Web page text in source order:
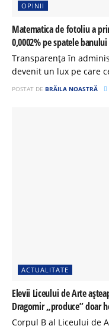
OPINII
Matematica de fotoliu a
0,0002% pe spatele
Transparența în
devenit un lux pe care
POSTAT DE BRĂILA NOASTRĂ
ACTUALITATE
Elevii Liceului de Arte
Dragomir „produce” doar
Corpul B al Liceului de